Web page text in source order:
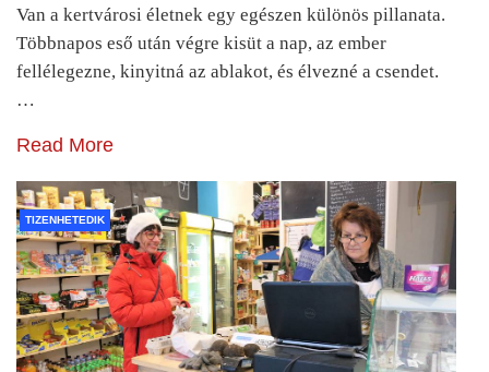
Van a kertvárosi életnek egy egészen különös pillanata.
Többnapos eső után végre kisüt a nap, az ember
fellélegezne, kinyitná az ablakot, és élvezné a csendet.
…
Read More
TIZENHETEDIK